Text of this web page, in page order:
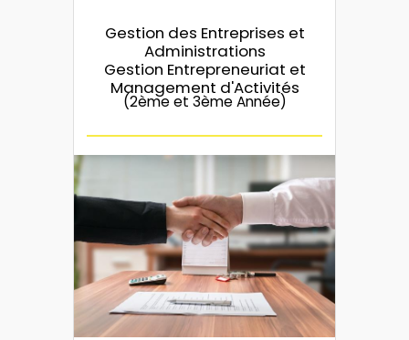
Gestion des Entreprises et
Administrations
Gestion Entrepreneuriat et
Management d'Activités
(2ème et 3ème Année)